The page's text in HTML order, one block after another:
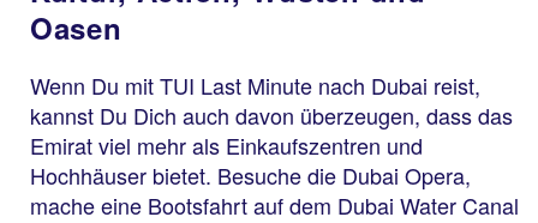
Oasen
Wenn Du mit TUI Last Minute nach Dubai reist,
kannst Du Dich auch davon überzeugen, dass das
Emirat viel mehr als Einkaufszentren und
Hochhäuser bietet. Besuche die Dubai Opera,
mache eine Bootsfahrt auf dem Dubai Water Canal